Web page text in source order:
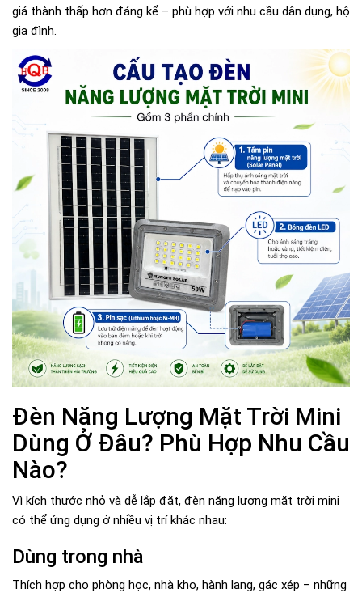
giá thành thấp hơn đáng kể – phù hợp với nhu cầu dân dụng, hộ
gia đình.
Đèn Năng Lượng Mặt Trời Mini
Dùng Ở Đâu? Phù Hợp Nhu Cầu
Nào?
Vì kích thước nhỏ và dễ lắp đặt, đèn năng lượng mặt trời mini
có thể ứng dụng ở nhiều vị trí khác nhau:
Dùng trong nhà
Thích hợp cho phòng học, nhà kho, hành lang, gác xép – những